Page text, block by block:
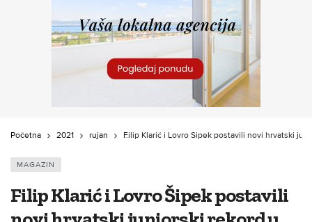
Početna 2021 rujan Filip Klarić i Lovro Šipek postavili novi hrvatski
MAGAZIN
Filip Klarić i Lovro Šipek postavili